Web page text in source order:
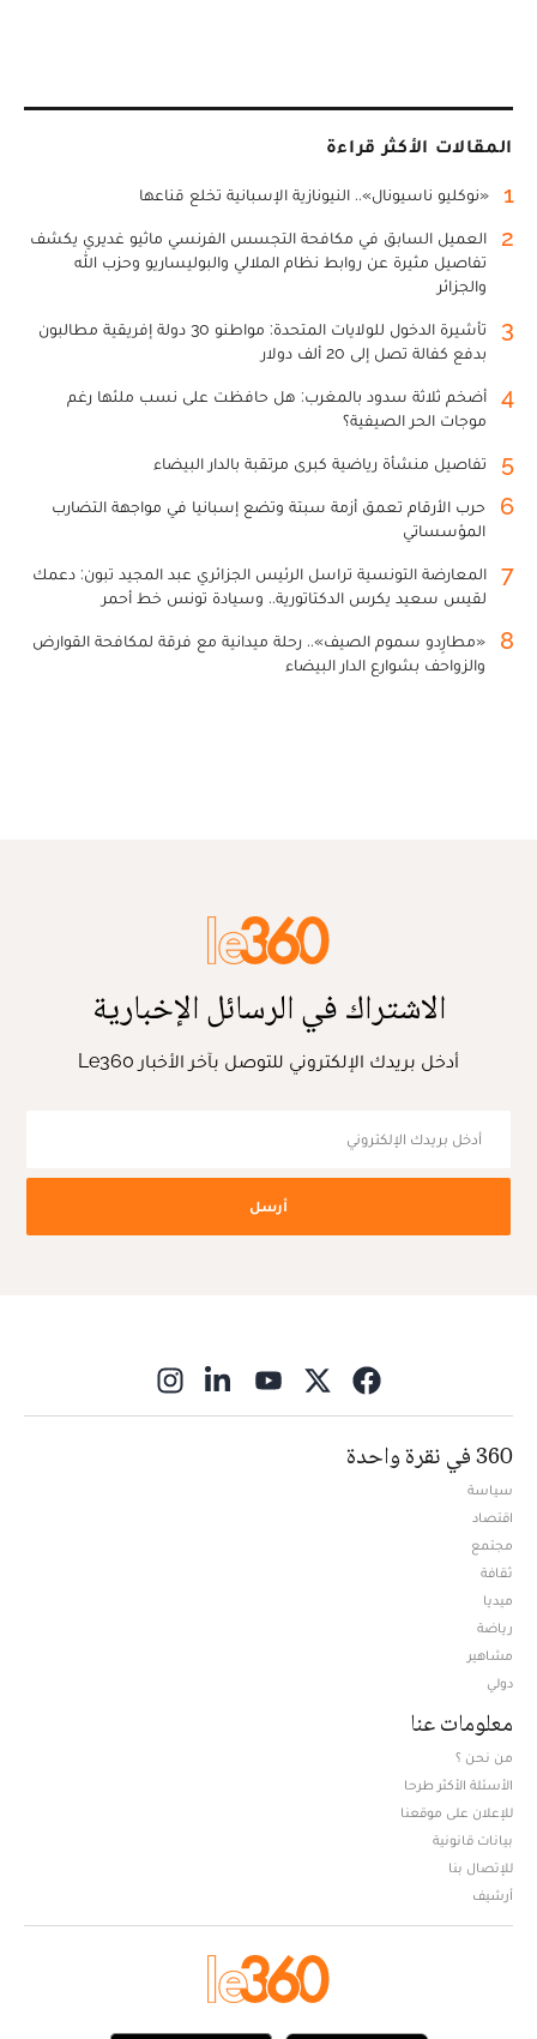
المقالات الأكثر قراءة
1 «نوكليو ناسيونال».. النيونازية الإسبانية تخلع قناعها
2
العميل السابق في مكافحة التجسس الفرنسي ماثيو غديري يكشف
تفاصيل مثيرة عن روابط نظام الملالي والبوليساريو وحزب الله
والجزائر
3
تأشيرة الدخول للولايات المتحدة: مواطنو 30 دولة إفريقية مطالبون
بدفع كفالة تصل إلى 20 ألف دولار
4
أضخم ثلاثة سدود بالمغرب: هل حافظت على نسب ملئها رغم
موجات الحر الصيفية؟
5 تفاصيل منشأة رياضية كبرى مرتقبة بالدار البيضاء
6
حرب الأرقام تعمق أزمة سبتة وتضع إسبانيا في مواجهة التضارب
المؤسساتي
7
المعارضة التونسية تراسل الرئيس الجزائري عبد المجيد تبون: دعمك
لقيس سعيد يكرس الدكتاتورية.. وسيادة تونس خط أحمر
8
«مطارِدو سموم الصيف».. رحلة ميدانية مع فرقة لمكافحة القوارض
والزواحف بشوارع الدار البيضاء
الاشتراك في الرسائل الإخبارية
أدخل بريدك الإلكتروني للتوصل بآخر الأخبار Le360
أرسل
360 في نقرة واحدة
سياسة
اقتصاد
مجتمع
ثقافة
ميديا
رياضة
مشاهير
دولي
معلومات عنا
من نحن ؟
الأسئلة الأكثر طرحا
للإعلان على موقعنا
بيانات قانونية
للإتصال بنا
أرشيف